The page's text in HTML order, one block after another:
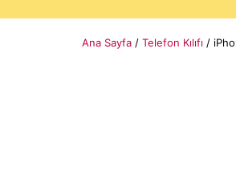
Ana Sayfa / Telefon Kılıfı /